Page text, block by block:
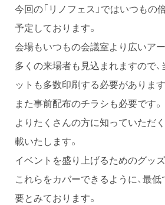
今回の「リノフェス」ではいつもの
予定しております。
会場もいつもの会議室より広いアー
多くの来場者も見込まれますので
ットも多数印刷する必要があります
また事前配布のチラシも必要です。
よりたくさんの方に知っていただ
載いたします。
イベントを盛り上げるためのグッ
これらをカバーできるように、最
要とみております。